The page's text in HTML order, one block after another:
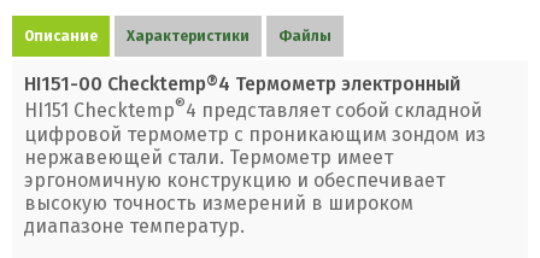
Описание Характеристики Файлы
HI151-00 Checktemp®4 Термометр электронный
HI151 Checktemp®4 представляет собой складной
цифровой термометр с проникающим зондом из
нержавеющей стали. Термометр имеет
эргономичную конструкцию и обеспечивает
высокую точность измерений в широком
диапазоне температур.